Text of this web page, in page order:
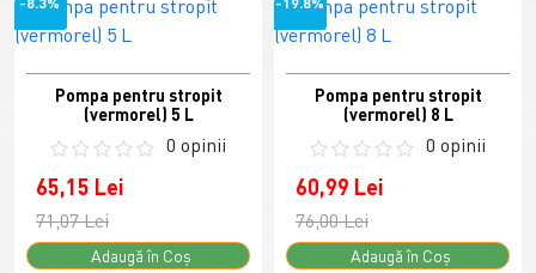
Pompa pentru stropit
(vermorel) 5 L
0 opinii
65,15 Lei
71,07 Lei
Adaugă în Coş
Pompa pentru stropit
(vermorel) 8 L
0 opinii
60,99 Lei
76,00 Lei
Adaugă în Coş